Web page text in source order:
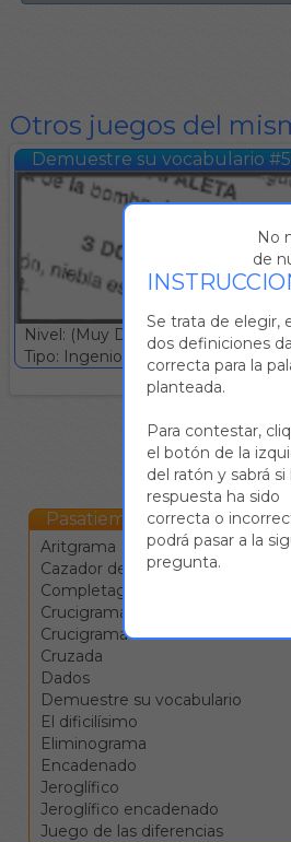
Otros juegos del
Demuestre su vocabulario
Nivel: (Muy Difícil)
Tipo: Ingenio deductivo :: Gratuito
Pasatiempos Online
Aritgrama
Cazador de estrellas
Completagrama
Crucigrama
Crucigrama blanco
Cruzada
Dados
Demuestre su vocabulario
El dificilísimo
Eliminograma
Encadenado
Jeroglífico
Jeroglífico encadenado
Juego de las diferencias
No
de
Se trata de elegir,
dos definiciones
correcta para la
planteada.
Para contestar,
el botón de la
del ratón y sabrá si
respuesta ha sido
correcta o
podrá pasar a la
pregunta.